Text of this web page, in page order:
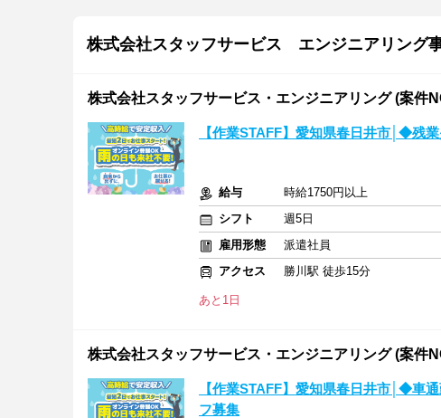
株式会社スタッフサービス エンジニアリング
株式会社スタッフサービス・エンジニアリング (案件
【作業STAFF】愛知県春日井市│◆残
給与
時給1750円以上
シフト
週5日
雇用形態
派遣社員
アクセス
勝川駅 徒歩15分
あと1日
株式会社スタッフサービス・エンジニアリング (案件
【作業STAFF】愛知県春日井市│◆車
フ募集